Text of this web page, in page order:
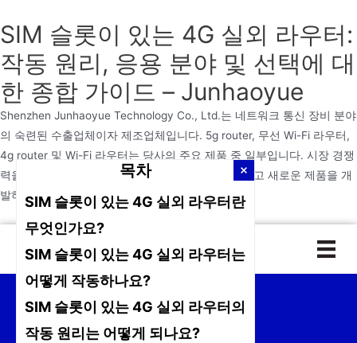
SIM 슬롯이 있는 4G 실외 라우터:
작동 원리, 응용 분야 및 선택에 대
한 종합 가이드 – Junhaoyue
Shenzhen Junhaoyue Technology Co., Ltd.는 네트워크 통신 장비 분야
의 숙련된 수출업체이자 제조업체입니다. 5g router, 무선 Wi-Fi 라우터,
4g router 및 Wi-Fi 라우터는 당사의 주요 제품 중 일부입니다. 시장 경쟁
력을 높이기 위해 당사는 지속적으로 품질을 개선하고 새로운 제품을 개
발하고 있습니다.
으
목차
SIM 슬롯이 있는 4G 실외 라우터란
무엇인가요?
SIM 슬롯이 있는 4G 실외 라우터는
어떻게 작동하나요?
SIM 슬롯이 있는 4G 실외 라우터의
작동 원리는 어떻게 되나요?